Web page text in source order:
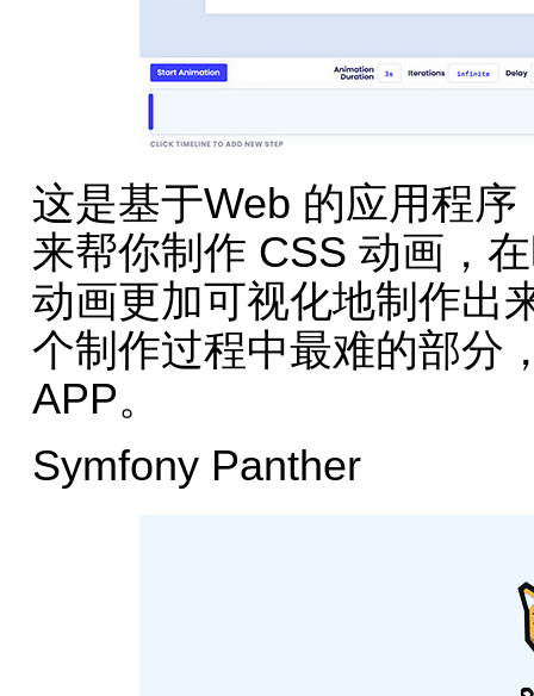
这是基于Web 的应用程
来帮你制作 CSS 动画，
动画更加可视化地制作出
个制作过程中最难的部分
APP。
Symfony Panther